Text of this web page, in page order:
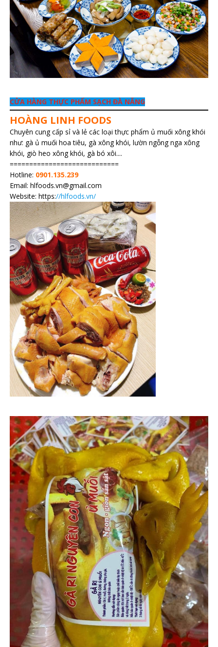
CỬA HÀNG THỰC PHẨM SẠCH ĐÀ NẴNG
HOÀNG LINH FOODS
Chuyên cung cấp sỉ và lẻ các loại thực phẩm ủ muối xông khói
như: gà ủ muối hoa tiêu, gà xông khói, lườn ngỗng nga xông
khói, giò heo xông khói, gà bó xôi....
============================
Hotline: 0901.135.239
Email: hlfoods.vn@gmail.com
Website: https://hlfoods.vn/